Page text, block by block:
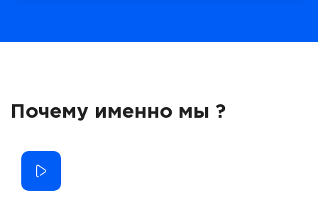
Почему именно мы ?